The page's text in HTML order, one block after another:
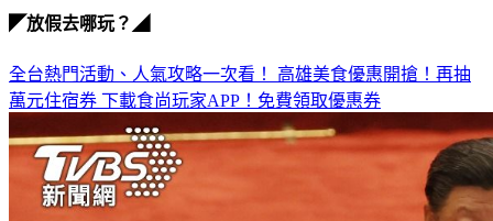
全台熱門活動、人氣攻略一次看！高雄美食優惠開搶！再抽
下載食尚玩家APP！免費領取優惠券